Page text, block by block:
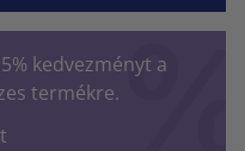
kedvezményt a
termékre.